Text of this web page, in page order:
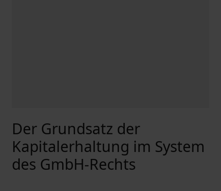
Der Grundsatz der
Kapitalerhaltung im System
des GmbH-Rechts